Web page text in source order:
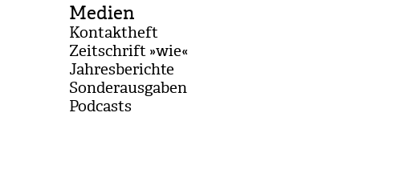
Medien
Kontaktheft
Zeitschrift »wie«
Jahresberichte
Sonderausgaben
Podcasts